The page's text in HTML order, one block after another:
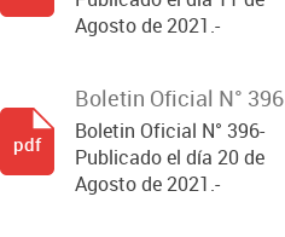
Agosto de 2021.-
Boletin Oficial N° 396
Boletin Oficial N° 396-
Publicado el día 20 de
Agosto de 2021.-
pdf